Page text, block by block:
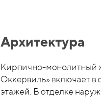
Архитектура
Кирпично-монолитный
Оккервиль» включает в
этажей. В отделке